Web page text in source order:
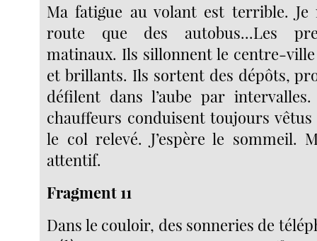
Ma fatigue au volant est terrible.
route que des autobus...Les
matinaux. Ils sillonnent le centre-
et brillants. Ils sortent des dépôts,
défilent dans l’aube par
chauffeurs conduisent toujours
le col relevé. J’espère le sommeil.
attentif.
Fragment 11
Dans le couloir, des sonneries de